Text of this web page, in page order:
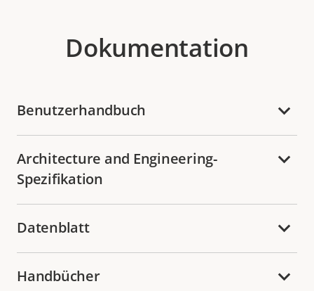
Dokumentation
Benutzerhandbuch
Architecture and Engineering-
Spezifikation
Datenblatt
Handbücher